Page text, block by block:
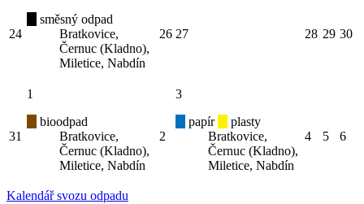
24
směsný odpad
Bratkovice,
Černuc (Kladno),
Miletice, Nabdín
26 27 28 29 30
31
1
bioodpad
Bratkovice,
Černuc (Kladno),
Miletice, Nabdín
2
3
papír
plasty
Bratkovice,
Černuc (Kladno),
Miletice, Nabdín
4 5 6
Kalendář svozu odpadu